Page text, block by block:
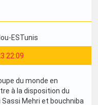
ESTunis
22:09
du monde en
à la disposition du
Mehri et bouchniba